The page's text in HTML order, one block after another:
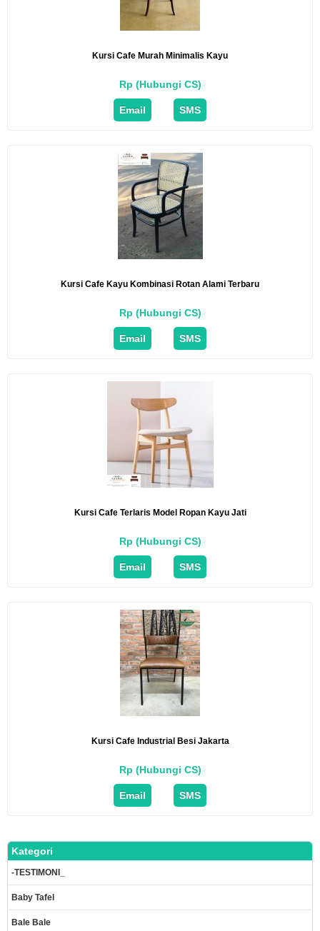
Kursi Cafe Murah Minimalis Kayu
Rp (Hubungi CS)
Email SMS
Kursi Cafe Kayu Kombinasi Rotan Alami Terbaru
Rp (Hubungi CS)
Email SMS
Kursi Cafe Terlaris Model Ropan Kayu Jati
Rp (Hubungi CS)
Email SMS
Kursi Cafe Industrial Besi Jakarta
Rp (Hubungi CS)
Email SMS
Kategori
-TESTIMONI_
Baby Tafel
Bale Bale